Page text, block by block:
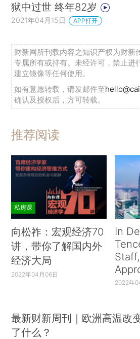
狱中过世 终年82岁
2021年04月15日 APP打开
财新网所刊载内容之知识产权为财新
专属所有或持有。未经许可，禁止进
建立镜像等任何使用。
如有意愿转载，请发邮件至
确认及授权后，方可转载。
推荐阅读
私房课
向松祚：宏观经济70
讲，带你了解国内外
经济大局
2022年04月06日
In
2022年
最新财新周刊｜欧洲高温改
了什么？